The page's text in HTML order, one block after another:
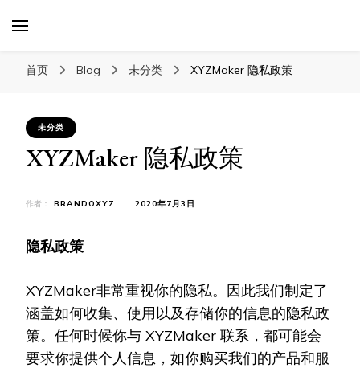
首页 Blog 未分类 XYZMaker 隐私政策
未分类
XYZMaker 隐私政策
作者： BRANDOXYZ 2020年7月3日
隐私政策
XYZMaker非常重视你的隐私。因此我们制定了
涵盖如何收集、使用以及存储你的信息的隐私政
策。任何时候你与 XYZMaker 联系，都可能会
要求你提供个人信息，如你购买我们的产品和服